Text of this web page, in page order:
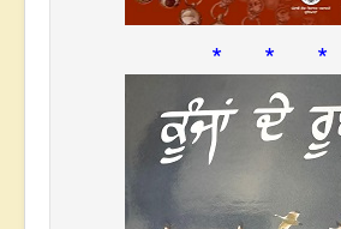
* * *